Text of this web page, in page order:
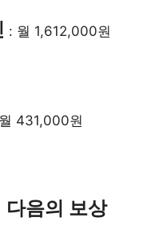
: 월 1,612,000원
431,000원
다음의 보상